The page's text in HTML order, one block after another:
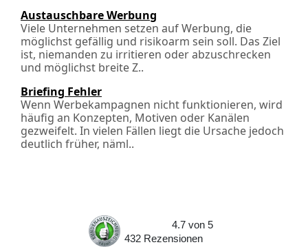
Austauschbare Werbung
Viele Unternehmen setzen auf Werbung, die
möglichst gefällig und risikoarm sein soll. Das Ziel
ist, niemanden zu irritieren oder abzuschrecken
und möglichst breite Z..
Briefing Fehler
Wenn Werbekampagnen nicht funktionieren, wird
häufig an Konzepten, Motiven oder Kanälen
gezweifelt. In vielen Fällen liegt die Ursache jedoch
deutlich früher, näml..
4.7 von 5
432
Rezensionen